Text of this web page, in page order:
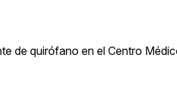
de quirófano en el Centro